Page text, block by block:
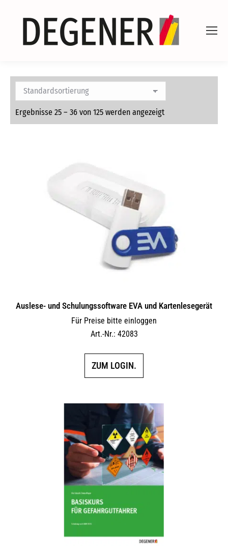
Ergebnisse 25 – 36 von 125 werden angezeigt
Auslese- und Schulungssoftware EVA und Kartenlesegerät
Für Preise bitte einloggen
Art.-Nr.: 42083
ZUM LOGIN.